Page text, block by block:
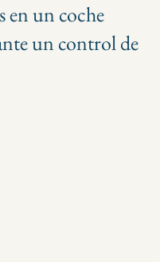
en un coche
un control de
de 5 estrellas.